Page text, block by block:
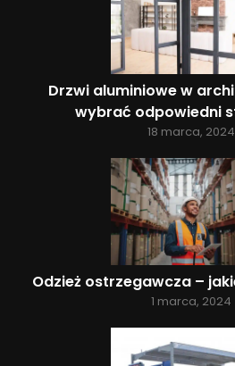
Drzwi aluminiowe w
wybrać odpowiedni
18 marca, 2024
Odzież ostrzegawcza –
1 marca, 2024